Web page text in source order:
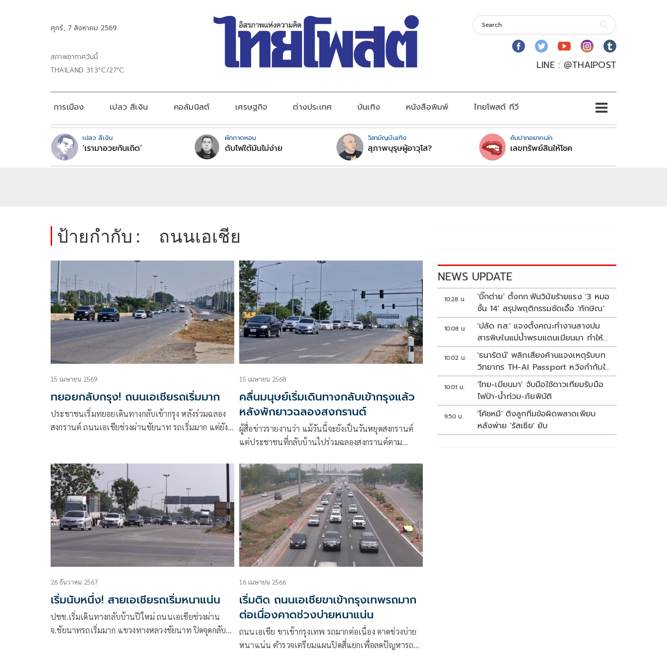
ศุกร์, 7 สิงหาคม 2569
สภาพอากาศวันนี้
THAILAND 31.3°C/27°C
LINE : @THAIPOST
การเมือง เปลว สีเงิน คอลัมนิสต์ เศรษฐกิจ ต่างประเทศ บันเทิง หนังสือพิมพ์ ไทยโพสต์ ทีวี
เปลว สีเงิน
‘เรามาอวยกันเถิด’
ผักกาดหอม
ดับไฟใต้มันไม่ง่าย
วิสามัญบันเทิง
สุภาพบุรุษผู้อาวุโส?
คันปากอยากเล่า
เลขทรัพย์สินให้โชค
ป้ายกำกับ : ถนนเอเชีย
15 เมษายน 2569
ทยอยกลับกรุง! ถนนเอเชียรถเริ่มมาก
ประชาชนเริ่มทยอยเดินทางกลับเข้ากรุง หลังร่วมฉลอง
สงกรานต์ ถนนเอเชียช่วงผ่านชัยนาท รถเริ่มมาก แต่ยัง
15 เมษายน 2568
คลื่นมนุษย์เริ่มเดินทางกลับเข้ากรุงแล้ว
หลังพักยาวฉลองสงกรานต์
ผู้สื่อข่าวรายงานว่า แม้วันนี้จะยังเป็นวันหยุดสงกรานต์
แต่ประชาชนที่กลับบ้านไปร่วมฉลองสงกรานต์ตาม
26 ธันวาคม 2567
เริ่มนับหนึ่ง! สายเอเชียรถเริ่มหนาแน่น
ปชช.เริ่มเดินทางกลับบ้านปีใหม่ ถนนเอเชียช่วงผ่าน
จ.ชัยนาทรถเริ่มมาก แขวงทางหลวงชัยนาท ปิดจุดกลับ
16 เมษายน 2566
เริ่มติด ถนนเอเชียขาเข้ากรุงเทพรถมาก
ต่อเนื่องคาดช่วงบ่ายหนาแน่น
ถนนเอเชีย ขาเข้ากรุงเทพ รถมากต่อเนื่อง คาดช่วงบ่าย
หนาแน่น ตำรวจเตรียมแผนปิดสี่แยกเพื่อลดปัญหารถ
NEWS UPDATE
10:28 น.
'บิ๊กต่าย' ตั้งกก.ฟันวินัยร้ายแรง '3 หมอ
ชั้น 14' สรุปพฤติกรรมชัดเอื้อ 'ทักษิณ'
10:08 น.
'ปลัด ทส.' แจงตั้งคณะทำงานสางปม
สารพิษในแม่น้ำพรมแดนเมียนมา ทำให้
แก้ปัญหารวดเร็ว
10:02 น.
'ธนารัตน์' พลิกเสียงค้านแจงเหตุรับบท
วิทยากร TH-AI Passport หวังกำกับใช้
งบเหมาะสม ชูจุดเด่นคนไทยได้ใช้ AI
ระดับโปร ลดเหลื่อมล้ำทางเทคโนโลยี
เซฟงบไปกว่า900ล้าน เชื่อหากใช้เต็มที่
เอกชนขาดทุนย่อยยับ
10:01 น.
'ไทย-เมียนมา' จับมือใช้ดาวเทียมรับมือ
ไฟป่า-น้ำท่วม-ภัยพิบัติ
9:50 น.
'โค้ชหมี' ติงลูกทีมข้อผิดพลาดเพียบ
หลังพ่าย 'รัสเซีย' ยับ